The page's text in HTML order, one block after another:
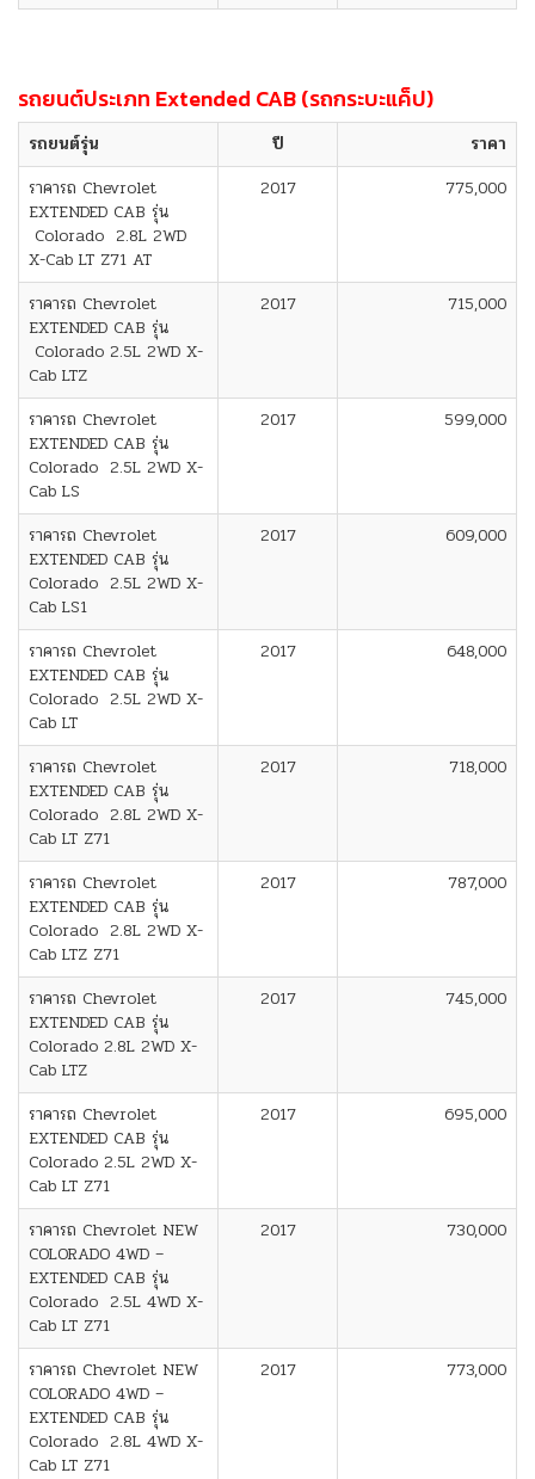
รถยนต์ประเภท Extended CAB (รถกระบะแค็ป)
รถยนต์รุ่น ปี
ราคา
ราคารถ Chevrolet
EXTENDED CAB รุ่น
Colorado 2.8L 2WD
X-Cab LT Z71 AT
2017 775,000
ราคารถ Chevrolet
EXTENDED CAB รุ่น
Colorado 2.5L 2WD X-
Cab LTZ
2017 715,000
ราคารถ Chevrolet
EXTENDED CAB รุ่น
Colorado 2.5L 2WD X-
Cab LS
2017 599,000
ราคารถ Chevrolet
EXTENDED CAB รุ่น
Colorado 2.5L 2WD X-
Cab LS1
2017 609,000
ราคารถ Chevrolet
EXTENDED CAB รุ่น
Colorado 2.5L 2WD X-
Cab LT
2017 648,000
ราคารถ Chevrolet
EXTENDED CAB รุ่น
Colorado 2.8L 2WD X-
Cab LT Z71
2017 718,000
ราคารถ Chevrolet
EXTENDED CAB รุ่น
Colorado 2.8L 2WD X-
Cab LTZ Z71
2017 787,000
ราคารถ Chevrolet
EXTENDED CAB รุ่น
Colorado 2.8L 2WD X-
Cab LTZ
2017 745,000
ราคารถ Chevrolet
EXTENDED CAB รุ่น
Colorado 2.5L 2WD X-
Cab LT Z71
2017 695,000
ราคารถ Chevrolet NEW
COLORADO 4WD –
EXTENDED CAB รุ่น
Colorado 2.5L 4WD X-
Cab LT Z71
2017 730,000
ราคารถ Chevrolet NEW
COLORADO 4WD –
EXTENDED CAB รุ่น
Colorado 2.8L 4WD X-
Cab LT Z71
2017 773,000